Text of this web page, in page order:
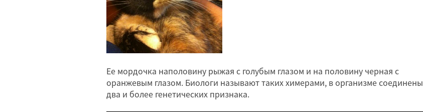
Ее мордочка наполовину рыжая с голубым глазом и на половину черная с
оранжевым глазом. Биологи называют таких химерами, в организме соединены
два и более генетических признака.